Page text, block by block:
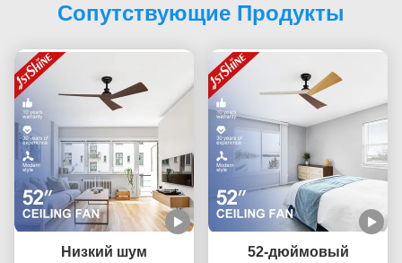
Сопутствующие Продукты
Низкий шум
52-дюймовый